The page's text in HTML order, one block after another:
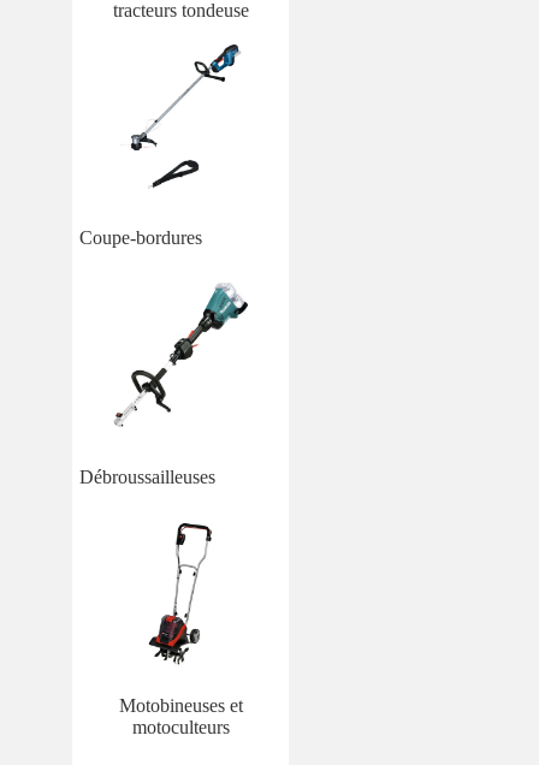
tracteurs tondeuse
Coupe-bordures
Débroussailleuses
Motobineuses et
motoculteurs